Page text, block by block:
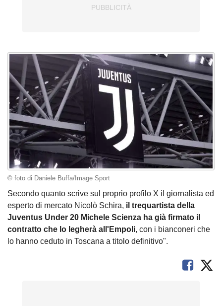
© foto di Daniele Buffa/Image Sport
Secondo quanto scrive sul proprio profilo X il giornalista ed
esperto di mercato Nicolò Schira, il trequartista della
Juventus Under 20 Michele Scienza ha già firmato il
contratto che lo legherà all'Empoli, con i bianconeri che
lo hanno ceduto in Toscana a titolo definitivo".